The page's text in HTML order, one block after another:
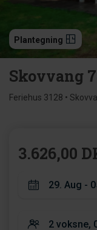
Plantegning
Skovvang
Feriehus 3128 •
3.626,00